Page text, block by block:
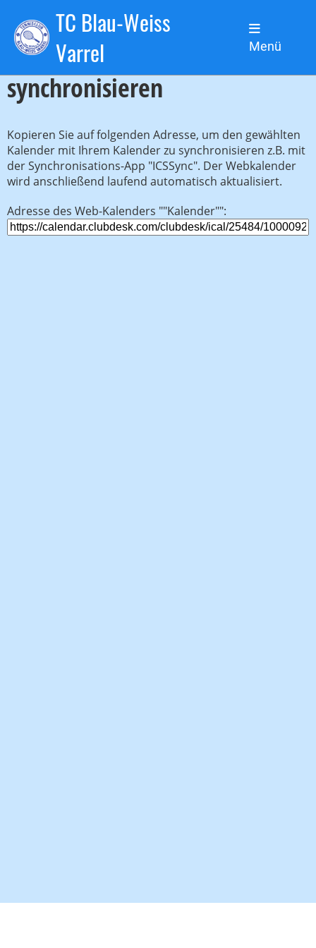
TC Blau-Weiss
Varrel
Menü
Web-Kalender
synchronisieren
Kopieren Sie auf folgenden Adresse, um den gewählten
Kalender mit Ihrem Kalender zu synchronisieren z.B. mit
der Synchronisations-App "ICSSync". Der Webkalender
wird anschließend laufend automatisch aktualisiert.
Adresse des Web-Kalenders ""Kalender"":